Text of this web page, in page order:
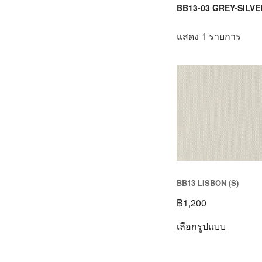
BB13-03 GREY-
แสดง 1 รายการ
BB13 LISBON (S)
฿1,200
เลือกรูปแบบ